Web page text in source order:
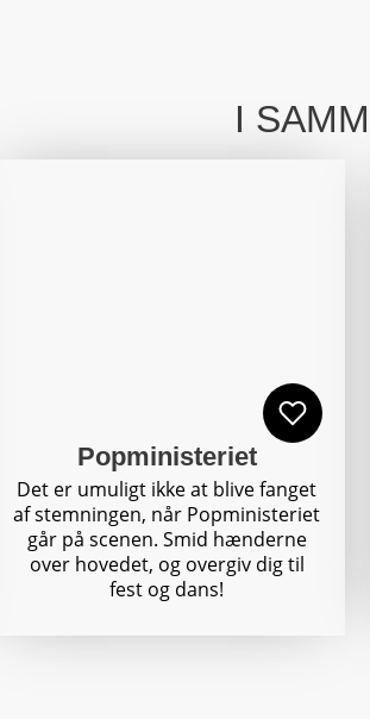
I
Popministeriet
Det er umuligt ikke at blive fanget
af stemningen, når Popministeriet
går på scenen. Smid hænderne
over hovedet, og overgiv dig til
fest og dans!